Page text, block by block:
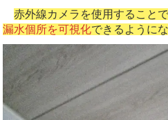
赤外線カメラを使用すること
漏水個所を可視化できるように